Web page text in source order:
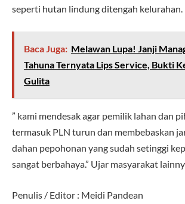
seperti hutan lindung ditengah kelurahan.
Baca Juga: Melawan Lupa! Janji
Tahuna Ternyata Lips Service, Bukti
Gulita
” kami mendesak agar pemilik lahan dan
termasuk PLN turun dan membebaskan
dahan pepohonan yang sudah setinggi
sangat berbahaya.” Ujar masyarakat
Penulis / Editor : Meidi Pandean